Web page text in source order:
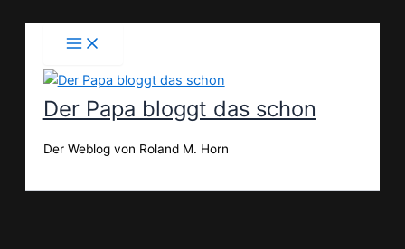
Der Papa bloggt das schon
Der Weblog von Roland M. Horn